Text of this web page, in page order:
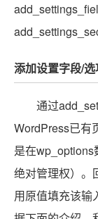
添加设置字段/
通过
WordPress已有
是在
绝对管理权）。
用原值填充该输